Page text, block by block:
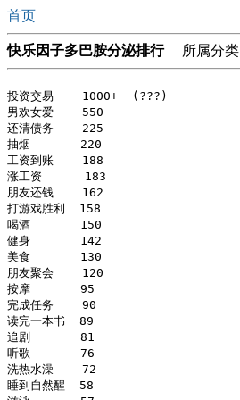
首页
快乐因子多巴胺分泌排行所属分类
投资交易    1000+  (???)
男欢女爱    550
还清债务    225
抽烟       220
工资到账    188
涨工资      183
朋友还钱    162
打游戏胜利  158
喝酒       150
健身       142
美食       130
朋友聚会    120
按摩       95
完成任务    90
读完一本书  89
追剧       81
听歌       76
洗热水澡    72
睡到自然醒  58